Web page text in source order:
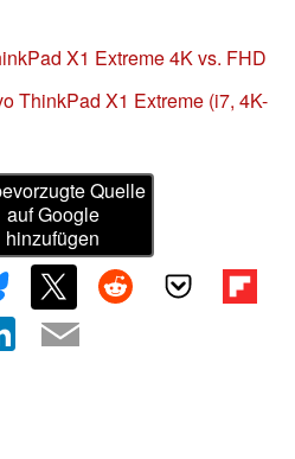
X1 Extreme 4K vs. FHD
ThinkPad X1 Extreme (i7, 4K-
Quelle
auf Google
hinzufügen